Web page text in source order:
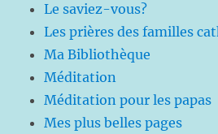
Le saviez-vous?
Les prières des familles
Ma Bibliothèque
Méditation
Méditation pour les papas
Mes plus belles pages